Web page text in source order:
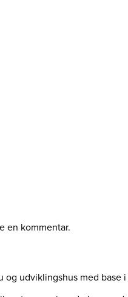
en kommentar.
udviklingshus med base i